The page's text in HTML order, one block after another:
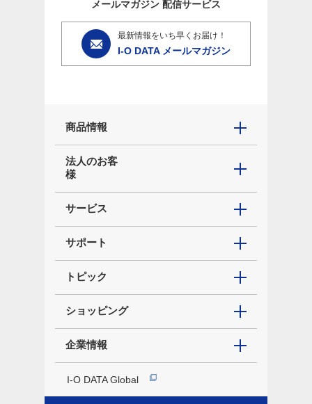
メールマガジン 配信サービス
最新情報をいち早くお届け！
I-O DATA メールマガジン
商品情報
法人のお客
様
サービス
サポート
トピック
ショッピング
企業情報
I-O DATA Global